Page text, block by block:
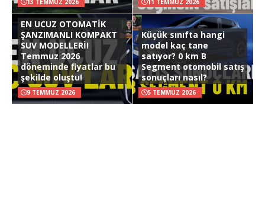
13 TEMMUZ 2026 11 TEMMUZ 2026
EN UCUZ OTOMATİK
ŞANZIMANLI KOMPAKT
SUV MODELLERİ!
Temmuz 2026
döneminde fiyatlar bu
şekilde oluştu!
9 TEMMUZ 2026
Küçük sınıfta hangi
model kaç tane
satıyor? 0 km B
Segment otomobil satış
sonuçları nasıl?
5 TEMMUZ 2026